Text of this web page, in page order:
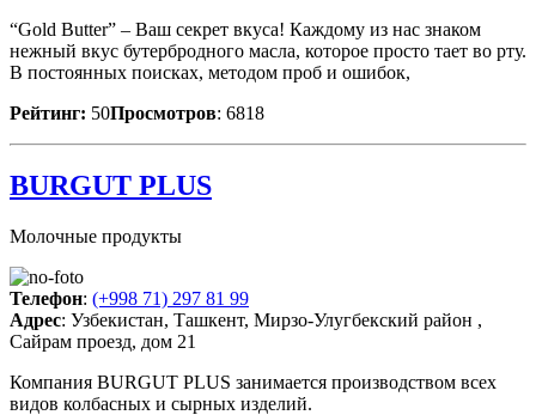
“Gold Butter” – Ваш секрет вкуса! Каждому из нас знаком
нежный вкус бутербродного масла, которое просто тает во рту.
В постоянных поисках, методом проб и ошибок,
Рейтинг: 50Просмотров: 6818
BURGUT PLUS
Молочные продукты
Телефон: (+998 71) 297 81 99
Адрес: Узбекистан, Ташкент, Мирзо-Улугбекский район ,
Сайрам проезд, дом 21
Компания BURGUT PLUS занимается производством всех
видов колбасных и сырных изделий.